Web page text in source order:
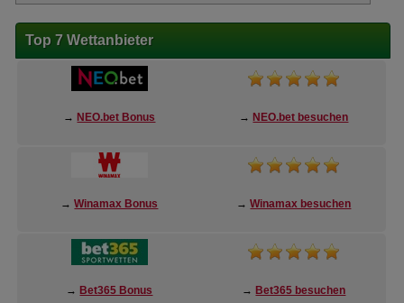
Top 7 Wettanbieter
→ NEO.bet Bonus → NEO.bet besuchen
→Winamax Bonus →Winamax besuchen
→ Bet365 Bonus → Bet365 besuchen